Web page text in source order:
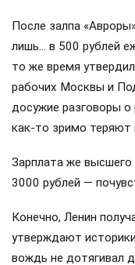
После залпа
лишь… в 500 рублей
то же время
рабочих Москвы и
досужие разговоры
как-то зримо теряют
Зарплата же
3000 рублей —
Конечно, Ленин
утверждают
вождь не дотягивал